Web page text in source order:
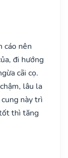
cáo nên
đi hướng
cãi cọ.
lâu la
này trì
thì tăng